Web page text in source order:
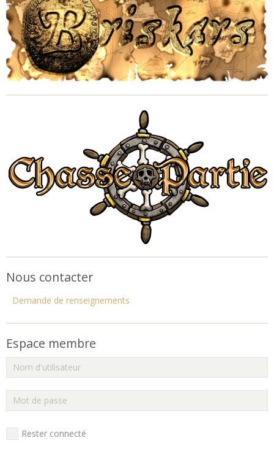
Nous contacter
Demande de renseignements
Espace membre
Rester connecté